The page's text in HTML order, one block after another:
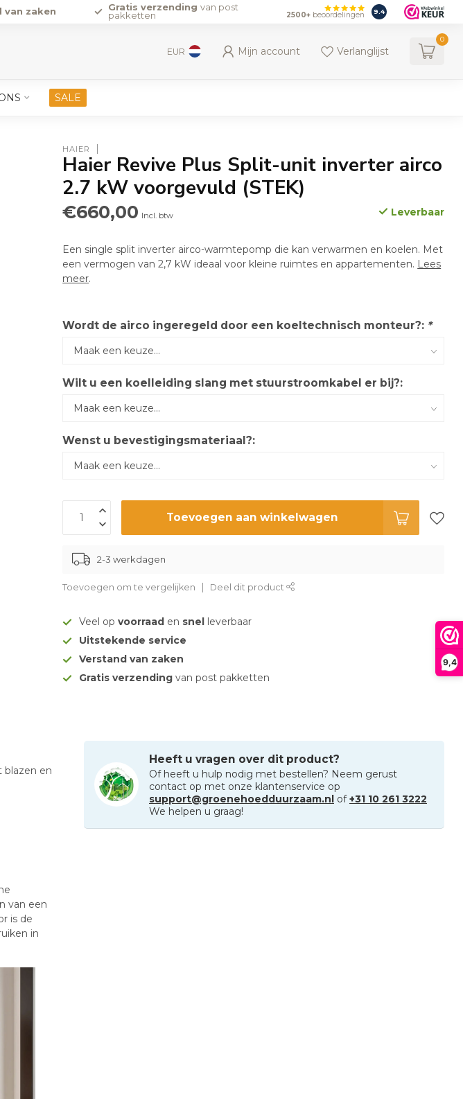
9,4
van zaken Gratis verzending van post
pakketten
2500+ beoordelingen 9.4
EUR Mijn account Verlanglijst
0
SALE
HAIER
Haier Revive Plus Split-unit inverter airco
2.7 kW voorgevuld (STEK)
€660,00 Incl. btw Leverbaar
Een single split inverter airco-warmtepomp die kan verwarmen en koelen. Met
een vermogen van 2,7 kW ideaal voor kleine ruimtes en appartementen. Lees
meer.
Wordt de airco ingeregeld door een koeltechnisch monteur?: *
Wilt u een koelleiding slang met stuurstroomkabel er bij?:
Wenst u bevestigingsmateriaal?:
Toevoegen aan winkelwagen
2-3 werkdagen
Toevoegen om te vergelijken Deel dit product
Veel op voorraad en snel leverbaar
Uitstekende service
Verstand van zaken
Gratis verzendingvan post pakketten
blazen en
van een
is de
in
Heeft u vragen over dit product?
Of heeft u hulp nodig met bestellen? Neem gerust
contact op met onze klantenservice op
support@groenehoedduurzaam.nl of+31 10 261 3222
We helpen u graag!